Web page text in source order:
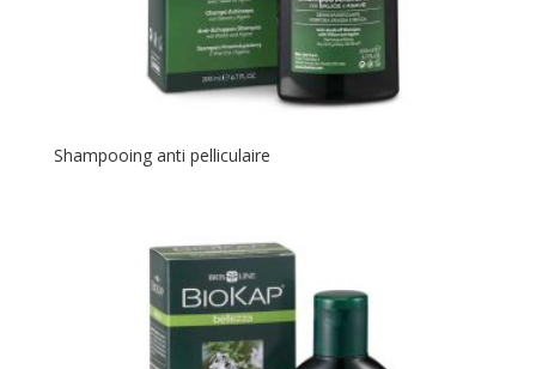
Shampooing anti pelliculaire